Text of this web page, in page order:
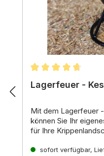
Durchschnittliche
Lagerfeuer -
Mit dem Lagerfeuer
können Sie Ihr
für Ihre
gefertigt und
alle, die ihre
sofort verfügbar,